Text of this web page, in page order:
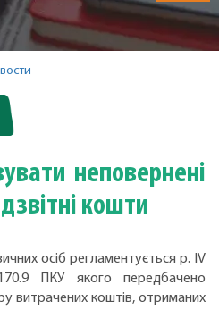
неповернені
кошти
осіб регламентується р. IV
ПКУ якого передбачено
витрачених коштів, отриманих